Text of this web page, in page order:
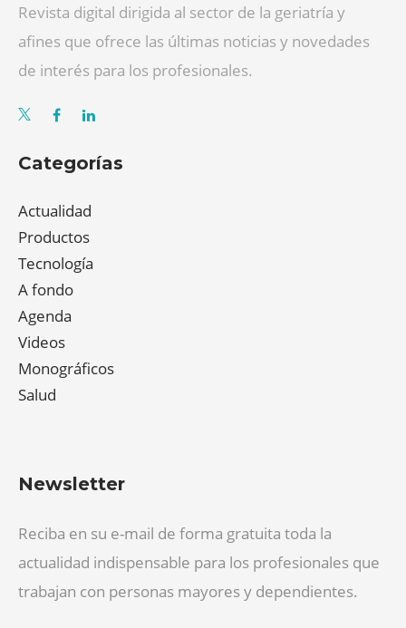
Revista digital dirigida al sector de la geriatría y
afines que ofrece las últimas noticias y novedades
de interés para los profesionales.
Categorías
Actualidad
Productos
Tecnología
A fondo
Agenda
Videos
Monográficos
Salud
Newsletter
Reciba en su e-mail de forma gratuita toda la
actualidad indispensable para los profesionales que
trabajan con personas mayores y dependientes.